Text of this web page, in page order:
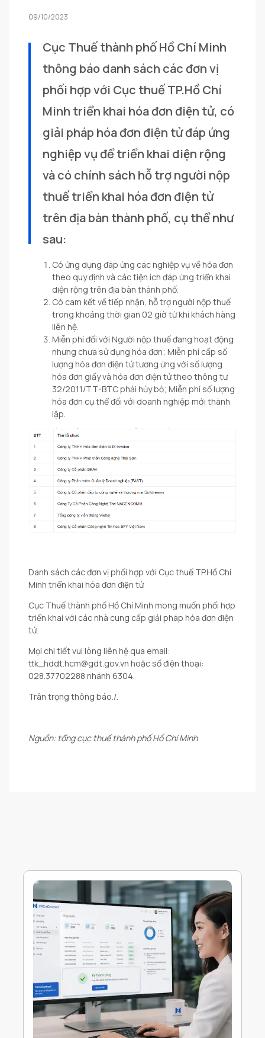
09/10/2023
Cục Thuế thành phố Hồ Chí Minh
thông báo danh sách các đơn vị
phối hợp với Cục thuế TP.Hồ Chí
Minh triển khai hóa đơn điện tử, có
giải pháp hóa đơn điện tử đáp ứng
nghiệp vụ để triển khai diện rộng
và có chính sách hỗ trợ người nộp
thuế triển khai hóa đơn điện tử
trên địa bàn thành phố, cụ thể như
sau:
Có ứng dụng đáp ứng các nghiệp vụ về hóa đơn
theo quy định và các tiện ích đáp ứng triển khai
diện rộng trên địa bàn thành phố.
Có cam kết về tiếp nhận, hỗ trợ người nộp thuế
trong khoảng thời gian 02 giờ từ khi khách hàng
liên hệ.
Miễn phí đối với Người nộp thuế đang hoạt động
nhưng chưa sử dụng hóa đơn; Miễn phí cấp số
lượng hóa đơn điện tử tương ứng với số lượng
hóa đơn giấy và hóa đơn điện tử theo thông tư
32/2011/TT-BTC phải hủy bỏ; Miễn phí số lượng
hóa đơn cụ thể đối với doanh nghiệp mới thành
lập.
Danh sách các đơn vị phối hợp với Cục thuế TP.Hồ Chí
Minh triển khai hóa đơn điện tử
Cục Thuế thành phố Hồ Chí Minh mong muốn phối hợp
triển khai với các nhà cung cấp giải pháp hóa đơn điện
tử.
Mọi chi tiết vui lòng liên hệ qua email:
ttk_hddt.hcm@gdt.gov.vn hoặc số điện thoại:
028.37702288 nhánh 6304.
Trân trọng thông báo./.
Nguồn: tổng cục thuế thành phố Hồ Chí Minh